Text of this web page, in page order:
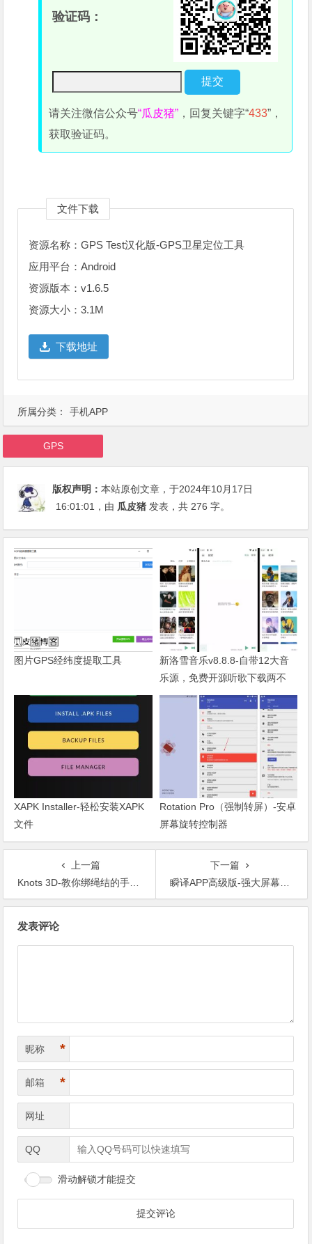
验证码：
请关注微信公众号“瓜皮猪” ，回复关键字“433”，
获取验证码。
文件下载
资源名称：GPS Test汉化版-GPS卫星定位工具
应用平台：Android
资源版本：v1.6.5
资源大小：3.1M
下载地址
所属分类： 手机APP
GPS
版权声明：本站原创文章，于2024年10月17日
16:01:01 ，由 瓜皮猪 发表，共 276 字。
图片GPS经纬度提取工具
新洛雪音乐v8.8.8-自带12大音
乐源，免费开源听歌下载两不
误！
XAPK Installer-轻松安装XAPK
文件
Rotation Pro（强制转屏）-安卓
屏幕旋转控制器
上一篇
Knots 3D-教你绑绳结的手机应用
下一篇
瞬译APP高级版-强大屏幕翻译工具
发表评论
昵称 *
邮箱 *
网址
QQ
滑动解锁才能提交